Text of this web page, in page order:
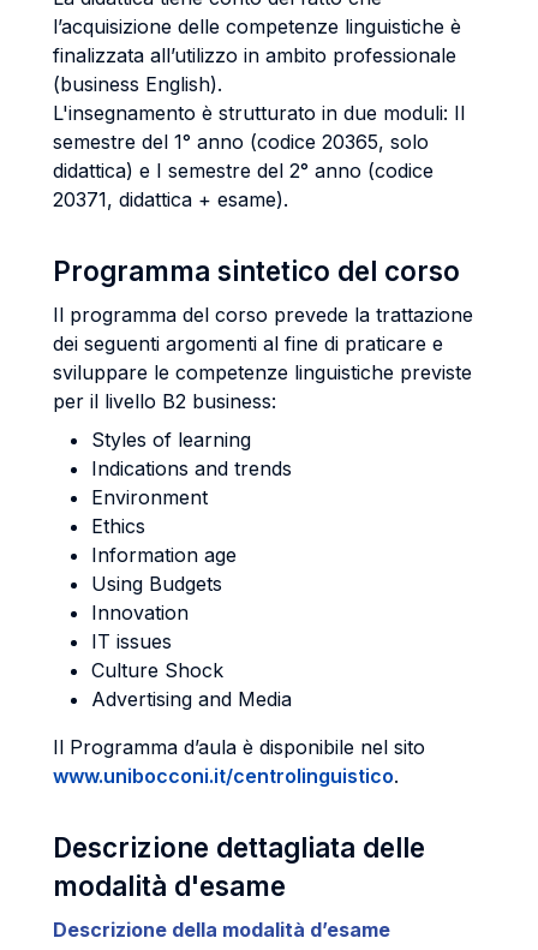
l’acquisizione delle competenze linguistiche è
finalizzata all’utilizzo in ambito professionale
(business English).
L'insegnamento è strutturato in due moduli: II
semestre del 1° anno (codice 20365, solo
didattica) e I semestre del 2° anno (codice
20371, didattica + esame).
Programma sintetico del corso
Il programma del corso prevede la trattazione
dei seguenti argomenti al fine di praticare e
sviluppare le competenze linguistiche previste
per il livello B2 business:
Styles of learning
Indications and trends
Environment
Ethics
Information age
Using Budgets
Innovation
IT issues
Culture Shock
Advertising and Media
Il Programma d’aula è disponibile nel sito
www.unibocconi.it/centrolinguistico.
Descrizione dettagliata delle
modalità d'esame
Descrizione della modalità d’esame